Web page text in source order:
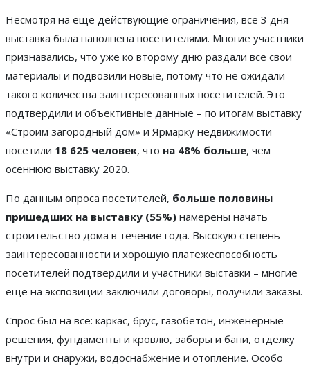
Несмотря на еще действующие ограничения, все 3 дня
выставка была наполнена посетителями. Многие участники
признавались, что уже ко второму дню раздали все свои
материалы и подвозили новые, потому что не ожидали
такого количества заинтересованных посетителей. Это
подтвердили и объективные данные – по итогам выставку
«Строим загородный дом» и Ярмарку недвижимости
посетили 18 625 человек, что на 48% больше, чем
осеннюю выставку 2020.
По данным опроса посетителей, больше половины
пришедших на выставку (55%) намерены начать
строительство дома в течение года. Высокую степень
заинтересованности и хорошую платежеспособность
посетителей подтвердили и участники выставки – многие
еще на экспозиции заключили договоры, получили заказы.
Спрос был на все: каркас, брус, газобетон, инженерные
решения, фундаменты и кровлю, заборы и бани, отделку
внутри и снаружи, водоснабжение и отопление. Особо